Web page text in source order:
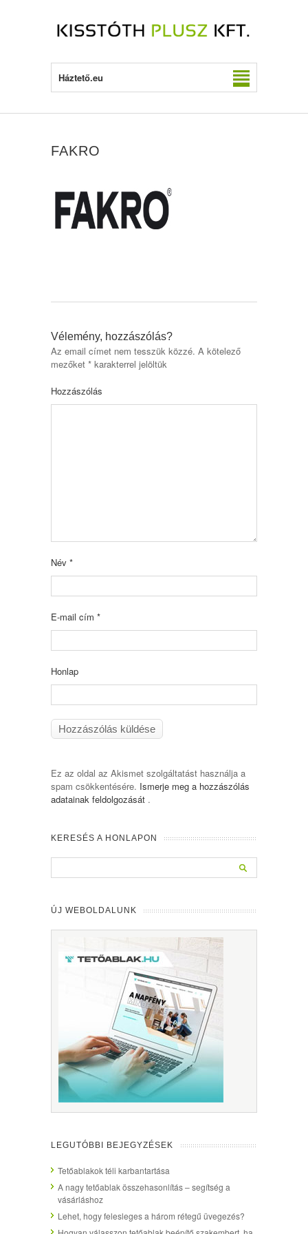
Háztető.eu
FAKRO
Vélemény, hozzászólás?
Az email címet nem tesszük közzé. A kötelező
mezőket * karakterrel jelöltük
Hozzászólás
Név *
E-mail cím *
Honlap
Ez az oldal az Akismet szolgáltatást használja a
spam csökkentésére. Ismerje meg a hozzászólás
adatainak feldolgozását .
KERESÉS A HONLAPON
ÚJ WEBOLDALUNK
LEGUTÓBBI BEJEGYZÉSEK
Tetőablakok téli karbantartása
A nagy tetőablak összehasonlítás – segítség a
vásárláshoz
Lehet, hogy felesleges a három rétegű üvegezés?